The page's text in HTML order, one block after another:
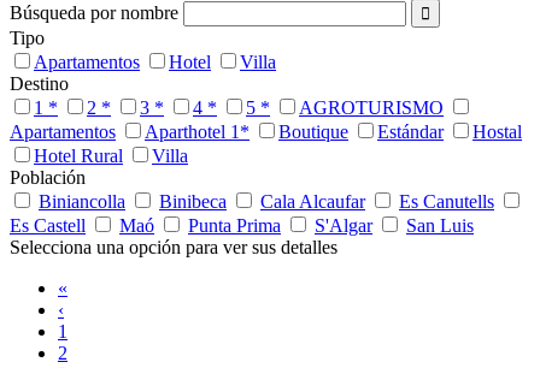
Búsqueda por nombre
Tipo
Apartamentos
Hotel
Villa
Destino
1 *
2 * 3 * 4 * 5 *
AGROTURISMO
Apartamentos
Aparthotel 1* Boutique Estándar
Hostal
Hotel Rural
Villa
Población
Biniancolla
Binibeca Cala Alcaufar
Es Canutells
Es Castell
Maó Punta Prima S'Algar
San Luis
Selecciona una opción para ver sus detalles
«
‹
1
2